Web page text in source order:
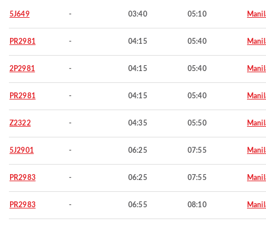
5J649 - 03:40 05:10
PR2981 - 04:15 05:40
2P2981 - 04:15 05:40
PR2981 - 04:15 05:40
Z2322 - 04:35 05:50
5J2901 - 06:25 07:55
PR2983 - 06:25 07:55
PR2983 - 06:55 08:10